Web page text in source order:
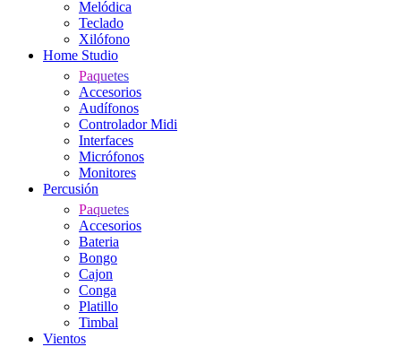
Melódica
Teclado
Xilófono
Home Studio
Paquetes
Accesorios
Audífonos
Controlador Midi
Interfaces
Micrófonos
Monitores
Percusión
Paquetes
Accesorios
Bateria
Bongo
Cajon
Conga
Platillo
Timbal
Vientos